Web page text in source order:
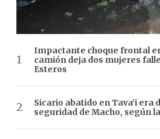
Impactante choque frontal
camión deja dos mujeres
Esteros
Sicario abatido en Tava’i era
seguridad de Macho, según